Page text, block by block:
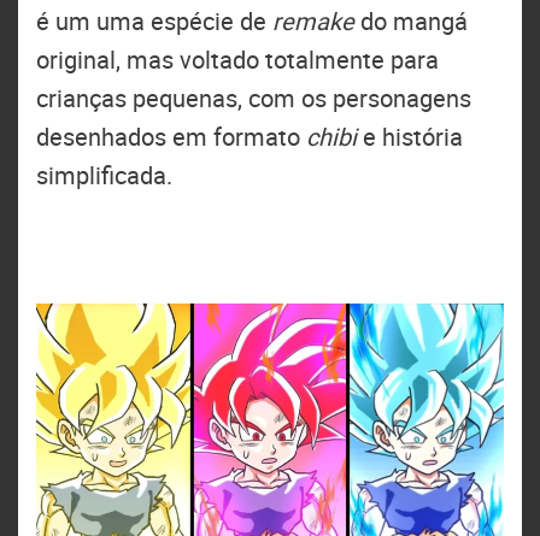
é um uma espécie de remakedo mangá
original, mas voltado totalmente para
crianças pequenas, com os personagens
desenhados em formato chibie história
simplificada.